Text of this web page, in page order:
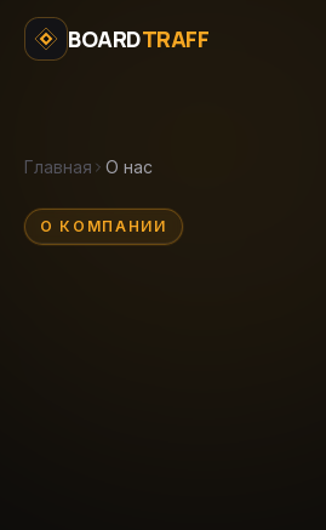
Перейти к содержимому
BOARDTRAFF
Главная О нас
О КОМПАНИИ